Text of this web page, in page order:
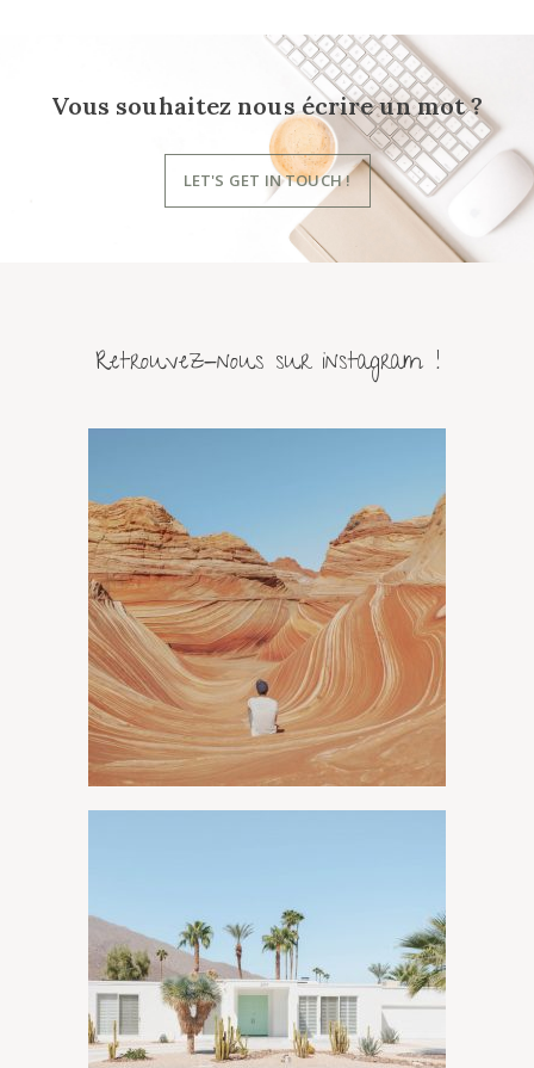
Vous souhaitez nous écrire un mot ?
LET'S GET IN TOUCH !
Retrouvez-nous sur instagram !